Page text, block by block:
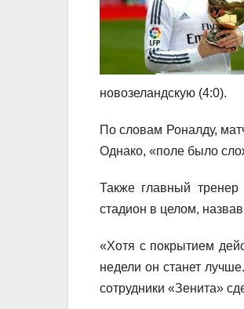
новозеландскую (4:0).
По словам Роналду,
Однако, «поле было
Также главный тренер
стадион в целом,
«Хотя с покрытием
недели он станет
сотрудники «Зенита»